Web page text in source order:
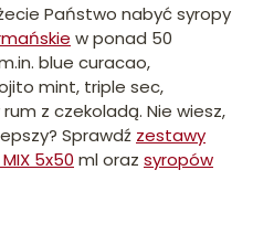
Państwo nabyć syropy
w ponad 50
blue curacao,
mint, triple sec,
z czekoladą. Nie wiesz,
Sprawdź zestawy
5x50 ml oraz syropów